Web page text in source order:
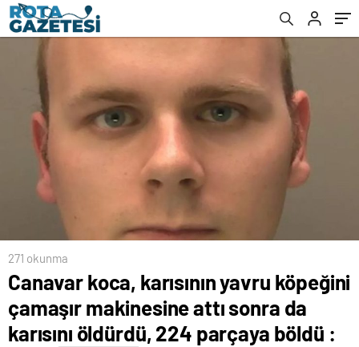
öldürdü, 224 parçaya böldü :
271 okunma
Canavar koca, karısının yavru köpeğini
çamaşır makinesine attı sonra da
karısını öldürdü, 224 parçaya böldü :